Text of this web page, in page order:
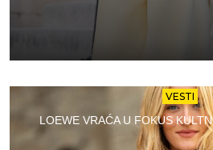
VESTI
LOEWE VRAĆA U FOKUS